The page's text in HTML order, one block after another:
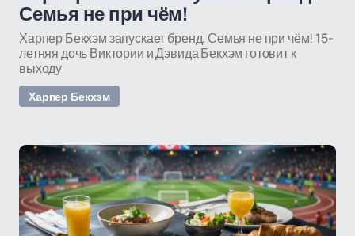
Семья не при чём!
Харпер Бекхэм запускает бренд. Семья не при чём! 15-
летняя дочь Виктории и Дэвида Бекхэм готовит к
выходу
Харпер Бекхэм